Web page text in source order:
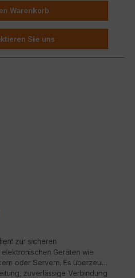
Warenkorb
Sie uns
zur sicheren
Geräten wie
oder Servern. Es überzeugt
zuverlässige Verbindung